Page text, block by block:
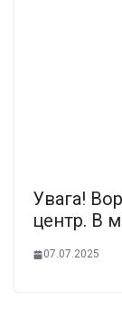
Увaга!
цeнтр. В
07.07.2025